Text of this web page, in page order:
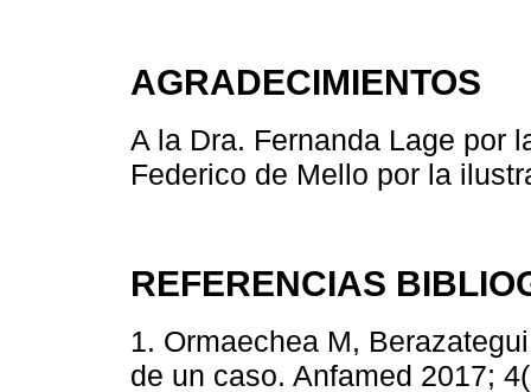
AGRADECIMIENTOS
A la Dra. Fernanda Lage por
Federico de Mello por la
REFERENCIAS
1. Ormaechea M,
de un caso. Anfamed 2017;